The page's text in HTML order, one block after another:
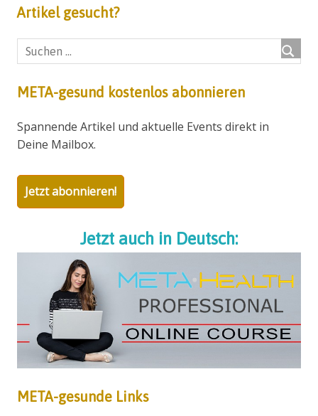
Artikel gesucht?
META-gesund kostenlos abonnieren
Spannende Artikel und aktuelle Events direkt in
Deine Mailbox.
Jetzt abonnieren!
Jetzt auch in Deutsch:
META-gesunde Links